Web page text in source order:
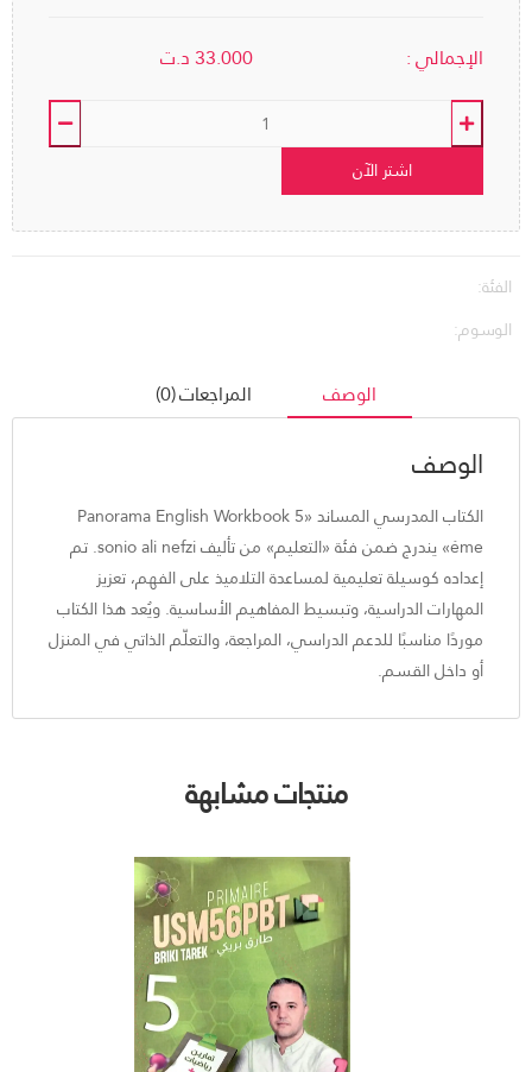
الإجمالي : 33.000د.ت
اشتر الآن
الفئة:
الوسوم:
الوصف المراجعات (0)
الوصف
الكتاب المدرسي المساند «Panorama English Workbook 5
éme» يندرج ضمن فئة «التعليم» من تأليف sonio ali nefzi. تم
إعداده كوسيلة تعليمية لمساعدة التلاميذ على الفهم، تعزيز
المهارات الدراسية، وتبسيط المفاهيم الأساسية. ويُعد هذا الكتاب
موردًا مناسبًا للدعم الدراسي، المراجعة، والتعلّم الذاتي في المنزل
أو داخل القسم.
منتجات مشابهة